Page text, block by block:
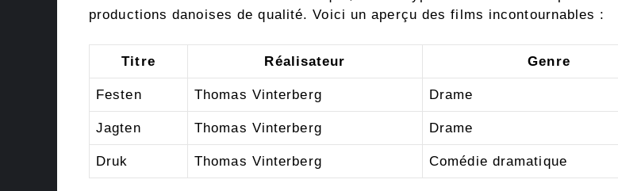
productions danoises de qualité. Voici un aperçu des films incontournables :
Titre Réalisateur Genre
Festen Thomas Vinterberg Drame
Jagten Thomas Vinterberg Drame
Druk Thomas Vinterberg Comédie dramatique